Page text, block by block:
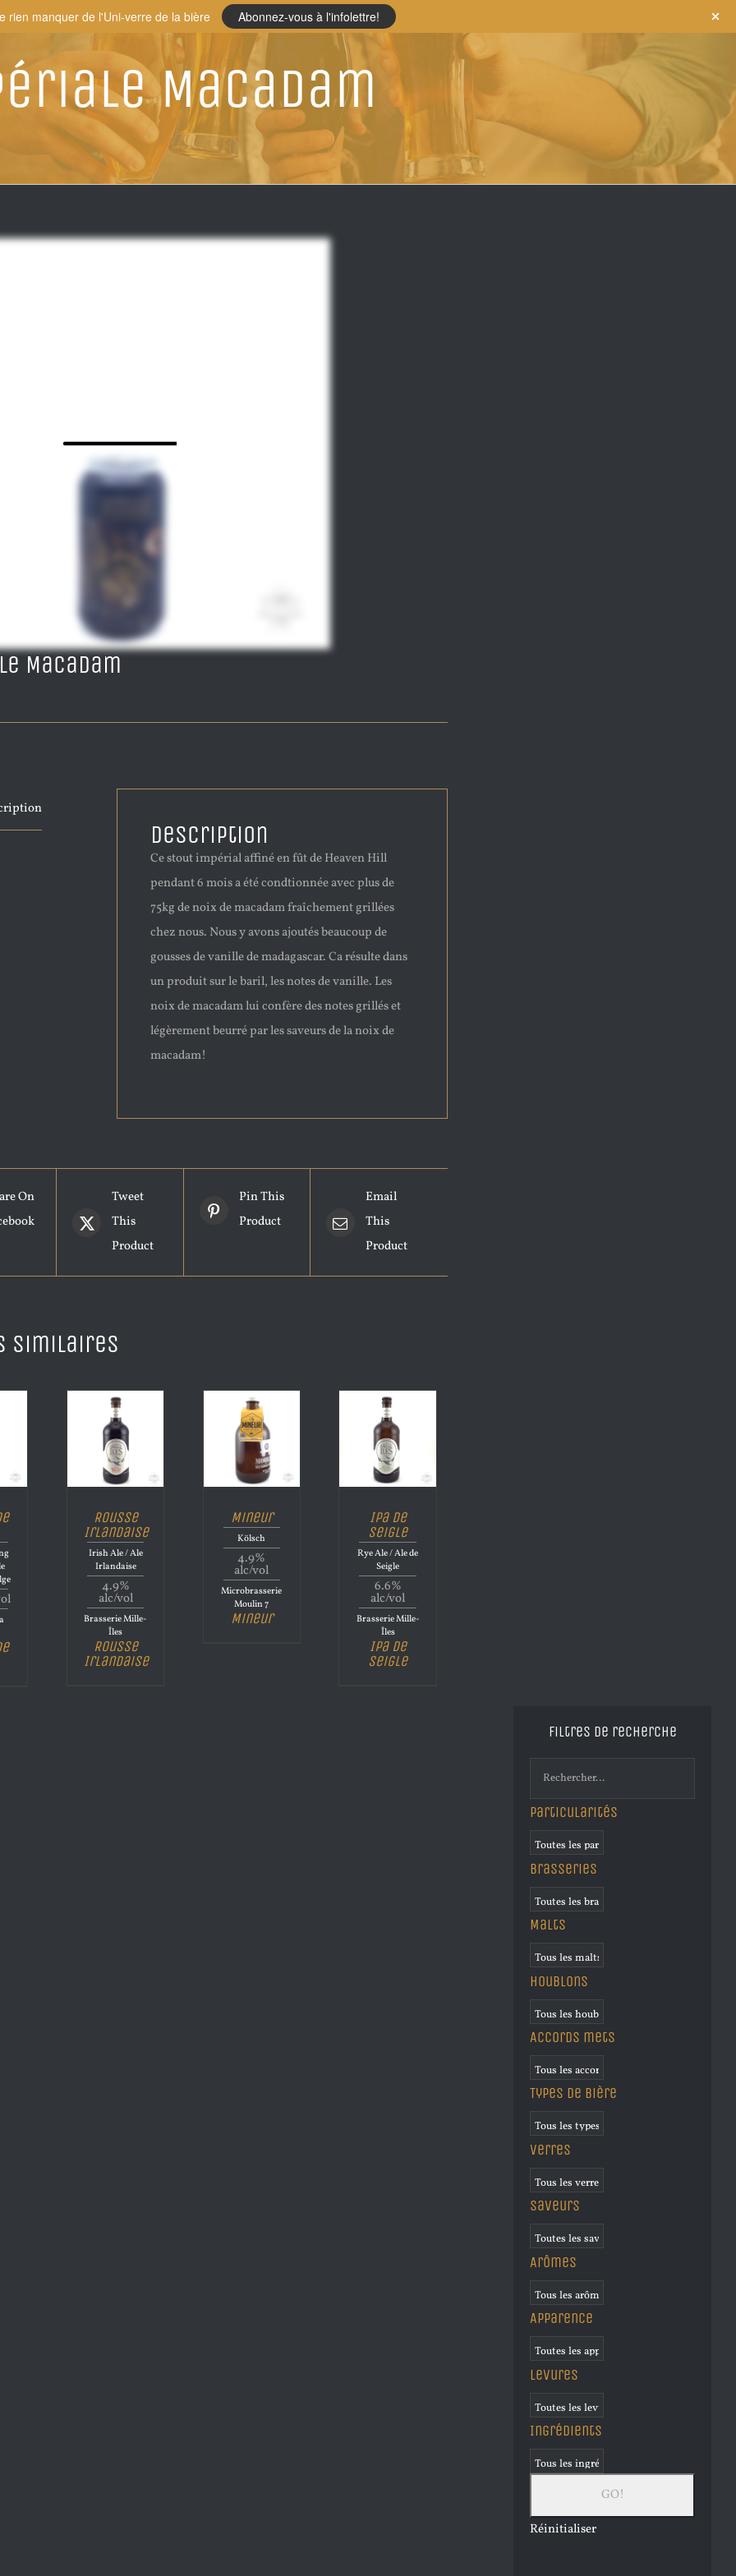
Macadam
Macadam
Description
Ce stout impérial affiné en fût de Heaven Hill
pendant 6 mois a été condtionnée avec plus de
75kg de noix de macadam fraîchement grillées
chez nous. Nous y avons ajoutés beaucoup de
gousses de vanille de madagascar. Ca résulte dans
un produit sur le baril, les notes de vanille. Les
noix de macadam lui confère des notes grillés et
légèrement beurré par les saveurs de la noix de
macadam!
On
Tweet
This
Product
Pin This
Product
Email
This
Product
similaires
Rousse
Irlandaise
Irish Ale / Ale
Irlandaise
4.9%
alc/vol
Brasserie Mille-
Îles
Rousse
Irlandaise
Mineur
Kölsch
4.9%
alc/vol
Microbrasserie
Moulin 7
Mineur
Ipa de
Seigle
Rye Ale / Ale de
Seigle
6.6%
alc/vol
Brasserie Mille-
Îles
Ipa de
Seigle
Filtres de recherche
Particularités
Brasseries
Malts
Houblons
Accords mets
Types de bière
Verres
Saveurs
Arômes
Apparence
Levures
Ingrédients
Réinitialiser
rien manquer de l'Uni-verre de la bière Abonnez-vous à l'infolettre!